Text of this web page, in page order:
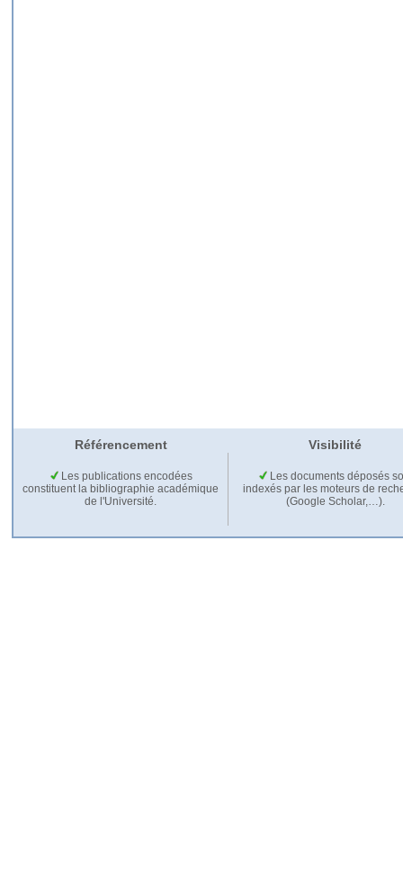
Référencement Visibilité
Les publications encodées
constituent la bibliographie académique
de l'Université.
Les documents déposés
indexés par les moteurs de
(Google Scholar,…).